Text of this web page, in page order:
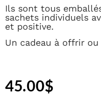
Ils sont tous
sachets individuels
et positive.
Un cadeau à offrir ou
45.00$